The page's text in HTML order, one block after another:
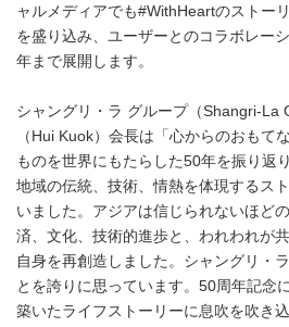
ャルメディアでも#WithHeartのストー
を盛り込み、ユーザーとのコラボレー
年まで展開します。
シャングリ・ラ グループ（Shangri-La
（Hui Kuok）会長は「心からのおもて
ものを世界にもたらした50年を振り返
地域の伝統、技術、情熱を体現するス
いました。アジアは信じられないほど
済、文化、技術的進歩と、われわれが
自身を再創造しました。シャングリ・
とを誇りに思っています。50周年記念
築いたライフストーリーに息吹を吹き